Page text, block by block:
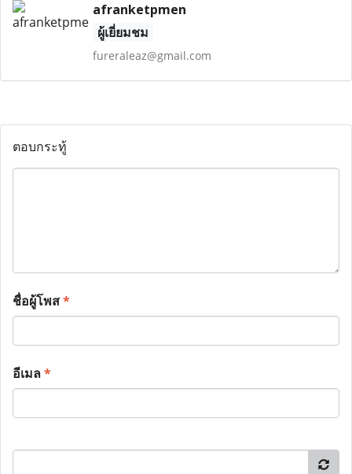
afranketpmen
ผู้เยี่ยมชม
fureraleaz@gmail.com
ตอบกระทู้
ชื่อผู้โพส*
อีเมล*